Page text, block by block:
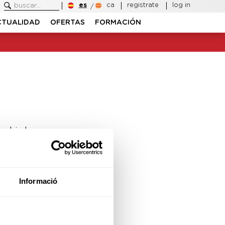
Informació
es ca registrate log in
OFERTAS FORMACIÓN